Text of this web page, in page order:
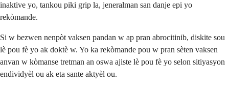
inaktive yo, tankou piki grip la, jeneralman san danje epi yo
rekòmande.
Si w bezwen nenpòt vaksen pandan w ap pran abrocitinib, diskite sou
lè pou fè yo ak doktè w. Yo ka rekòmande pou w pran sèten vaksen
anvan w kòmanse tretman an oswa ajiste lè pou fè yo selon sitiyasyon
endividyèl ou ak eta sante aktyèl ou.